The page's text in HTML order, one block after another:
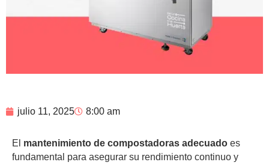
julio 11, 2025 8:00 am
El mantenimiento de compostadoras adecuado es
fundamental para asegurar su rendimiento continuo y